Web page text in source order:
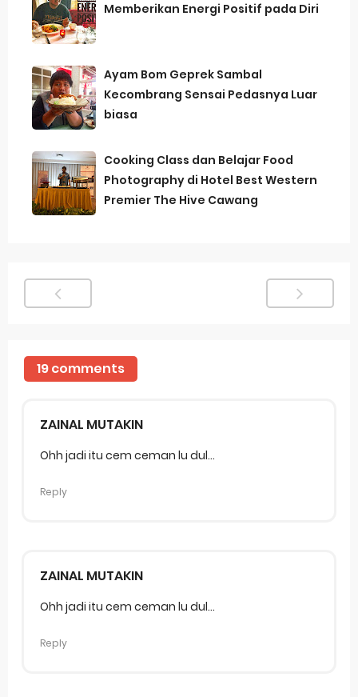
Memberikan Energi Positif pada Diri
Ayam Bom Geprek Sambal
Kecombrang Sensai Pedasnya Luar
biasa
Cooking Class dan Belajar Food
Photography di Hotel Best Western
Premier The Hive Cawang
19 comments
ZAINAL MUTAKIN
Ohh jadi itu cem ceman lu dul...
Reply
ZAINAL MUTAKIN
Ohh jadi itu cem ceman lu dul...
Reply